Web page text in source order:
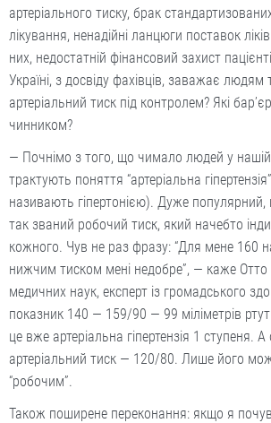
артеріального тиску, брак
лікування, ненадійні ланцюги поставок
них, недостатній фінансовий захист
Україні, з досвіду фахівців, заважає людям
артеріальний тиск під контролем? Які
чинником?
— Почнімо з того, що чимало людей у нашій
трактують поняття “артеріальна
називають гіпертонією). Дуже
так званий робочий тиск, який начебто
кожного. Чув не раз фразу: “Для мене 160
нижчим тиском мені недобре”, — каже
медичних наук, експерт із громадського
показник 140 — 159/90 — 99 міліметрів
це вже артеріальна гіпертензія 1 ступеня.
артеріальний тиск — 120/80. Лише його
“робочим”.
Також поширене переконання: якщо я